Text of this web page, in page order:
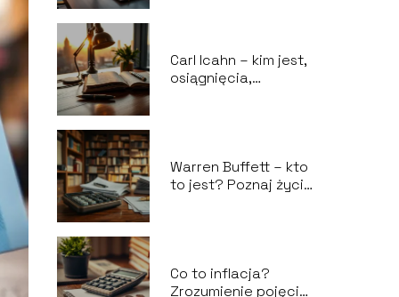
Carl Icahn – kim jest,
osiągnięcia,
Warren Buffett – kto
to jest? Poznaj życie
Co to inflacja?
Zrozumienie pojęcia